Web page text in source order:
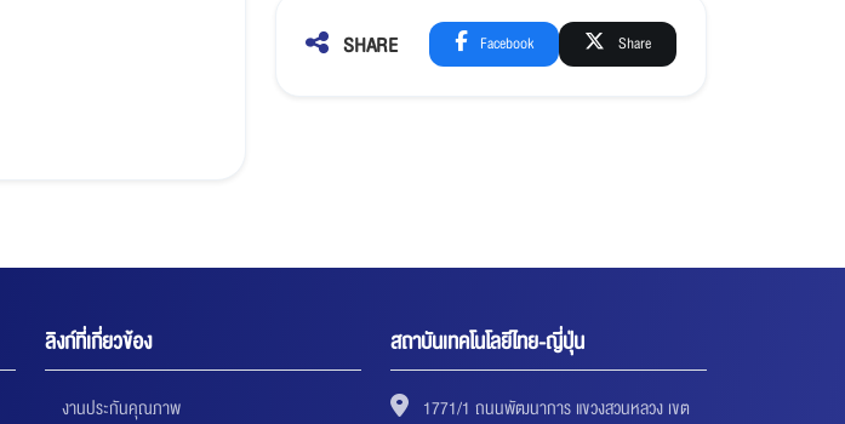
SHARE Facebook Share
ลิงก์ที่เกี่ยวข้อง
งานประกันคุณภาพ
สถาบันเทคโนโลยีไทย-ญี่ปุ่น
1771/1 ถนนพัฒนาการ แขวงสวนหลวง เขต